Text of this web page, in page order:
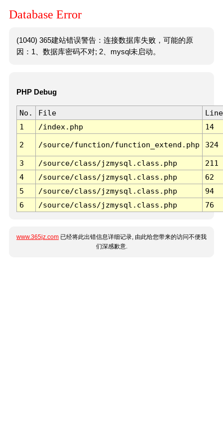
Database Error
(1040) 365建站错误警告：连接数据库失败，可能的原
因：1、数据库密码不对; 2、mysql未启动。
PHP Debug
No. File
Line
1
/index.php 14
2 /source/function/function_extend.php 324
3 /source/class/jzmysql.class.php
211
4
/source/class/jzmysql.class.php
62
5
/source/class/jzmysql.class.php
94
6
/source/class/jzmysql.class.php 76
www.365jz.com 已经将此出错信息详细记录, 由此给您带来的访问不便我
们深感歉意.